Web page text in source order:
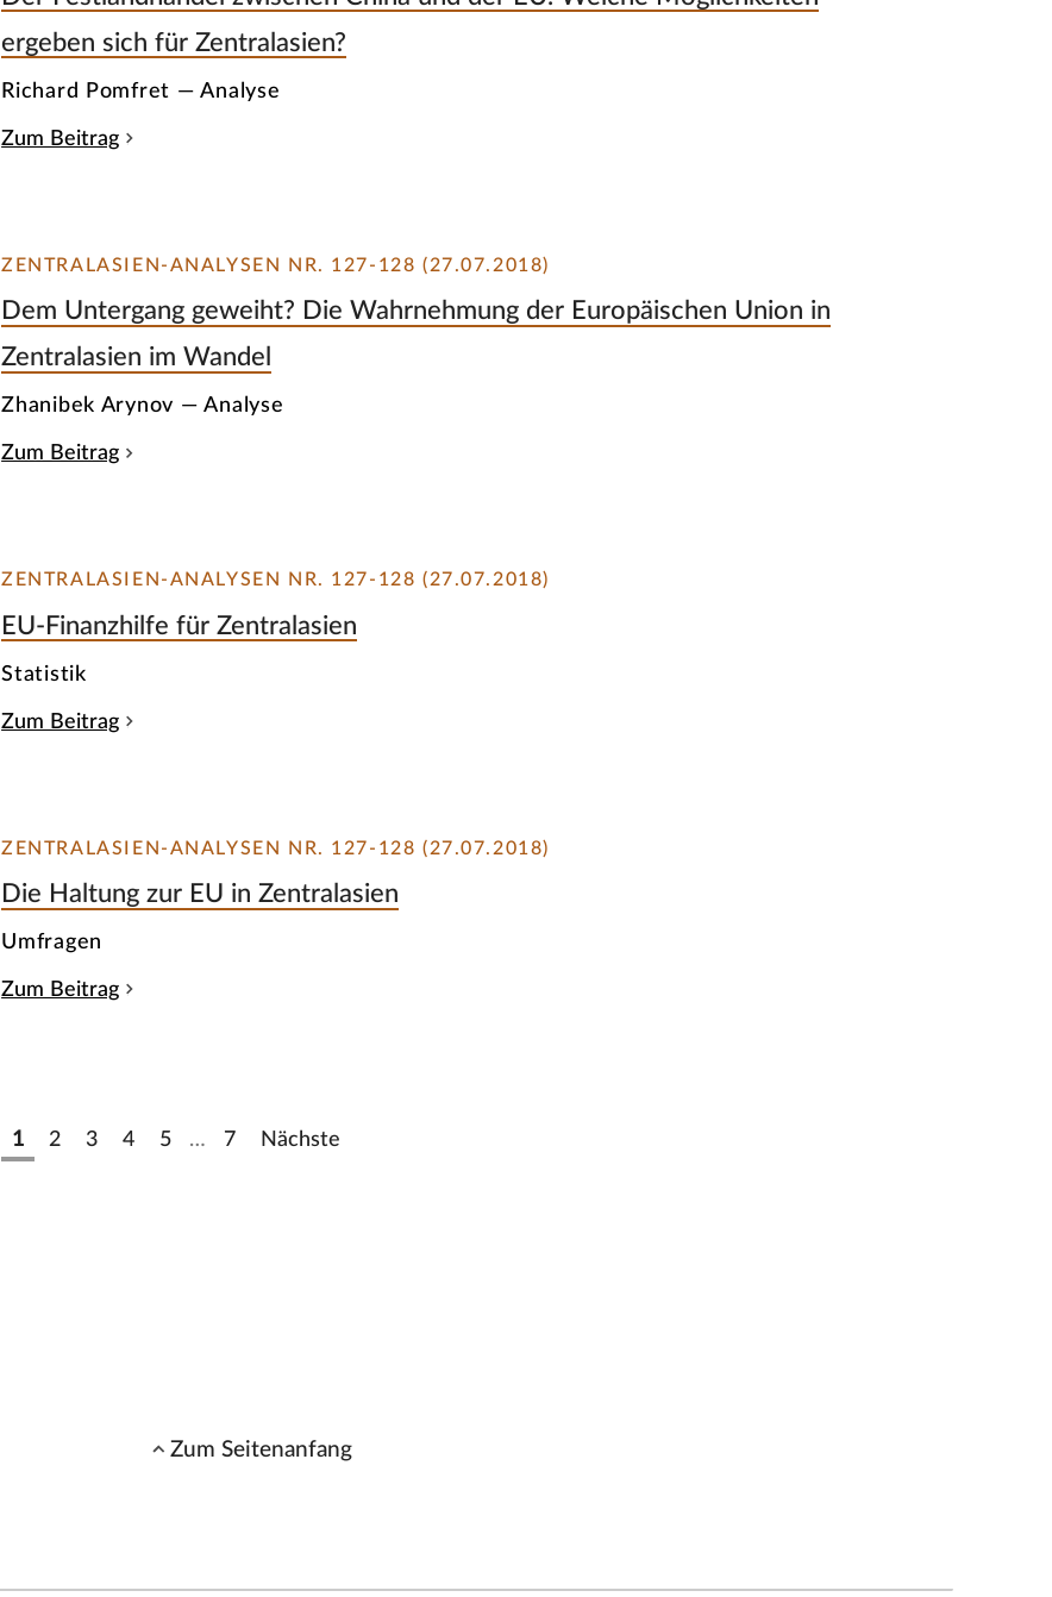
ergeben sich für Zentralasien?
Richard Pomfret — Analyse
Zum Beitrag
ZENTRALASIEN-ANALYSEN NR. 127-128 (27.07.2018)
Dem Untergang geweiht? Die Wahrnehmung der Europäischen Union in
Zentralasien im Wandel
Zhanibek Arynov — Analyse
Zum Beitrag
ZENTRALASIEN-ANALYSEN NR. 127-128 (27.07.2018)
EU-Finanzhilfe für Zentralasien
Statistik
Zum Beitrag
ZENTRALASIEN-ANALYSEN NR. 127-128 (27.07.2018)
Die Haltung zur EU in Zentralasien
Umfragen
Zum Beitrag
1 2 3 4 5 … 7 Nächste
Zum Seitenanfang